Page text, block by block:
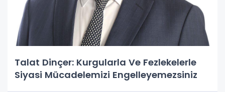
Talat Dinçer: Kurgularla Ve Fezlekelerle
Siyasi Mücadelemizi Engelleyemezsiniz